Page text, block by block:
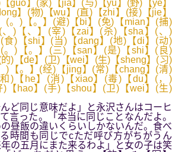
guo】(家)【jia】(与)【yu】(野)【ye】
】(物)【wu】(直)【zhi】(接)【jie】
(。)【。】(避)【bi】(免)【mian】(捕)
、)【、】(宰)【zai】(杀)【sha】(、)
(食)【shi】(当)【dang】(地)【di】(动)
(。)【。】(三)【san】(是)【shi】(良)
的)【de】(卫)【wei】(生)【sheng】(习)
)【。】(经)【jing】(常)【chang】(清)
)【he】(消)【xiao】(毒)【du】(，)
)【hao】(手)【shou】(卫)【wei】(生)
んど同じ意味だよ」と永沢さんはコーヒ
言った。「本当に同じことなんだよ。
昼飯の違いくらいしかないんだ。食べ
時間も同じでcただ呼び方がちがうん
五月にまた来るわよ」と女の子は笑